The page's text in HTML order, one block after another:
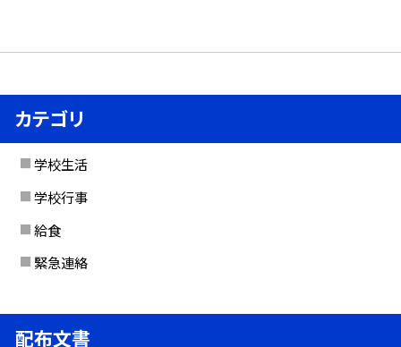
カテゴリ
学校生活
学校行事
給食
緊急連絡
配布文書